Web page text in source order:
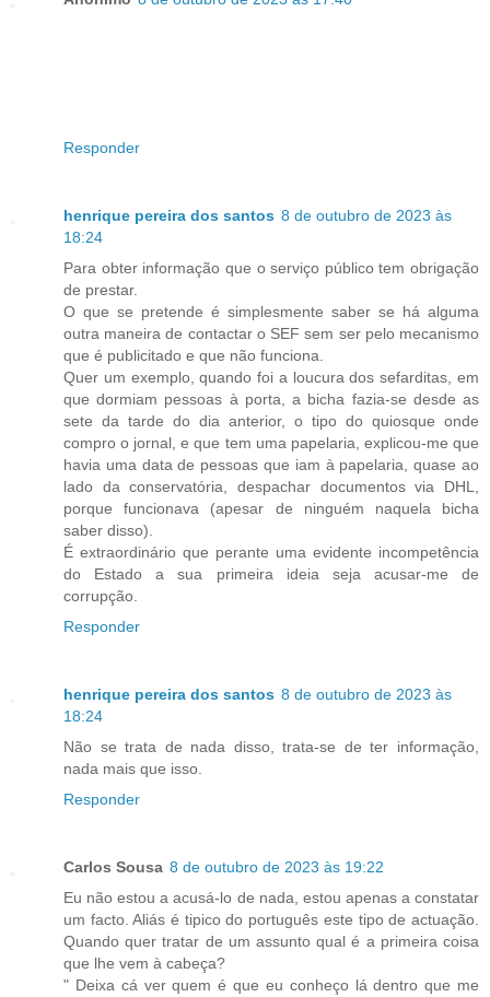
Responder
henrique pereira dos santos 8 de outubro de 2023 às
18:24
Para obter informação que o serviço público tem obrigação
de prestar.
O que se pretende é simplesmente saber se há alguma
outra maneira de contactar o SEF sem ser pelo mecanismo
que é publicitado e que não funciona.
Quer um exemplo, quando foi a loucura dos sefarditas, em
que dormiam pessoas à porta, a bicha fazia-se desde as
sete da tarde do dia anterior, o tipo do quiosque onde
compro o jornal, e que tem uma papelaria, explicou-me que
havia uma data de pessoas que iam à papelaria, quase ao
lado da conservatória, despachar documentos via DHL,
porque funcionava (apesar de ninguém naquela bicha
saber disso).
É extraordinário que perante uma evidente incompetência
do Estado a sua primeira ideia seja acusar-me de
corrupção.
Responder
henrique pereira dos santos 8 de outubro de 2023 às
18:24
Não se trata de nada disso, trata-se de ter informação,
nada mais que isso.
Responder
Carlos Sousa 8 de outubro de 2023 às 19:22
Eu não estou a acusá-lo de nada, estou apenas a constatar
um facto. Aliás é tipico do português este tipo de actuação.
Quando quer tratar de um assunto qual é a primeira coisa
que lhe vem à cabeça?
" Deixa cá ver quem é que eu conheço lá dentro que me